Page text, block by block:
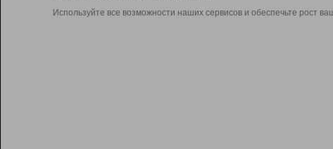
Используйте все возможности наших сервисов и обеспечьте рост